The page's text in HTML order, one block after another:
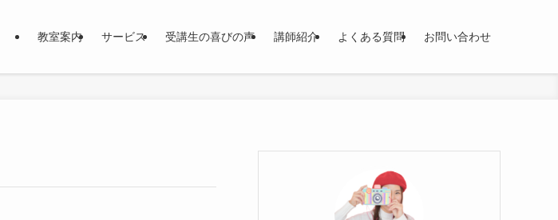
教室案内 サービス 受講生の喜びの声 講師紹介 よくある質問 お問い合わせ